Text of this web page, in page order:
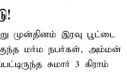
முன்தினம் இரவு பூட்டை
மர்ம நபர்கள், அம்மன்
சுமார் 3 கிராம்